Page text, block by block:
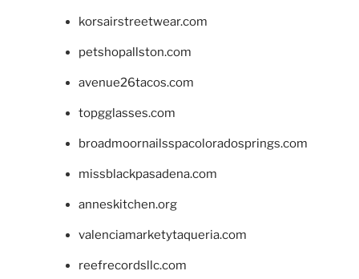
korsairstreetwear.com
petshopallston.com
avenue26tacos.com
topgglasses.com
broadmoornailsspacoloradosprings.com
missblackpasadena.com
anneskitchen.org
valenciamarketytaqueria.com
reefrecordsllc.com